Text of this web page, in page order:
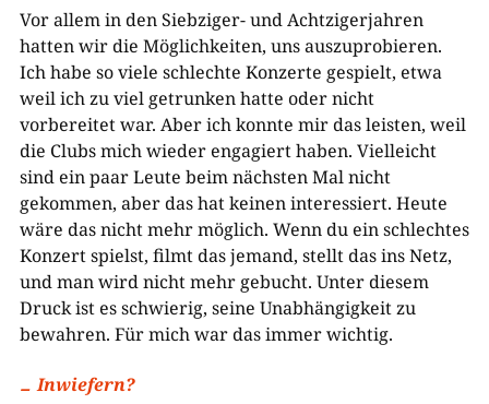
Vor allem in den Siebziger- und Achtzigerjahren
hatten wir die Möglichkeiten, uns auszuprobieren.
Ich habe so viele schlechte Konzerte gespielt, etwa
weil ich zu viel getrunken hatte oder nicht
vorbereitet war. Aber ich konnte mir das leisten, weil
die Clubs mich wieder engagiert haben. Vielleicht
sind ein paar Leute beim nächsten Mal nicht
gekommen, aber das hat keinen interessiert. Heute
wäre das nicht mehr möglich. Wenn du ein schlechtes
Konzert spielst, filmt das jemand, stellt das ins Netz,
und man wird nicht mehr gebucht. Unter diesem
Druck ist es schwierig, seine Unabhängigkeit zu
bewahren. Für mich war das immer wichtig.
Inwiefern?